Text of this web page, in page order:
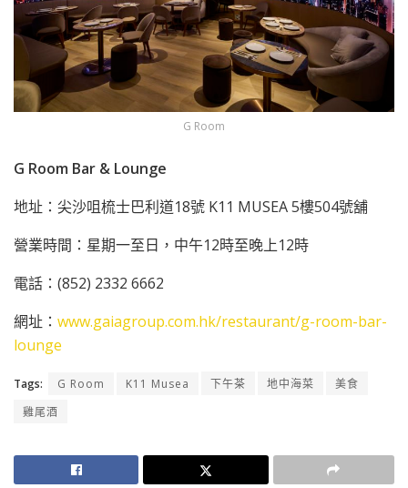
G Room
G Room Bar & Lounge
地址：尖沙咀梳士巴利道18號 K11 MUSEA 5樓504號舖
營業時間：星期一至日，中午12時至晚上12時
電話：(852) 2332 6662
網址： www.gaiagroup.com.hk/restaurant/g-room-bar-
lounge
Tags: G Room K11 Musea 下午茶 地中海菜
美食
雞尾酒